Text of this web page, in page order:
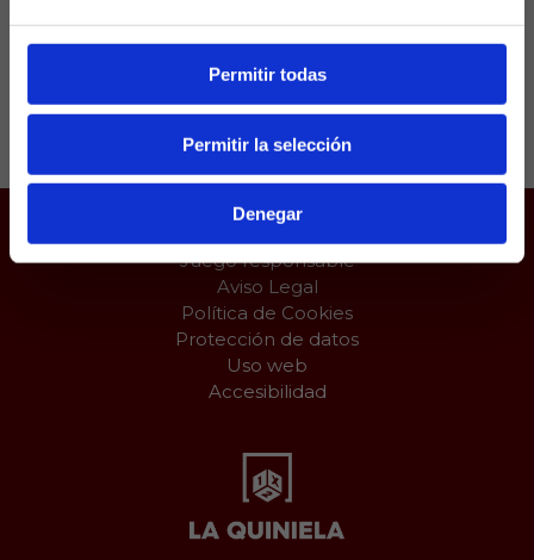
Permitir todas
Permitir la selección
Denegar
Compartir:
Juego responsable
Aviso Legal
Política de Cookies
Protección de datos
Uso web
Accesibilidad